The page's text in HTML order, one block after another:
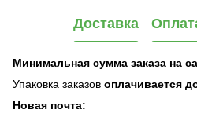
Доставка
Минимальная сумма заказа на
Упаковка заказов оплачивается
Новая почта: